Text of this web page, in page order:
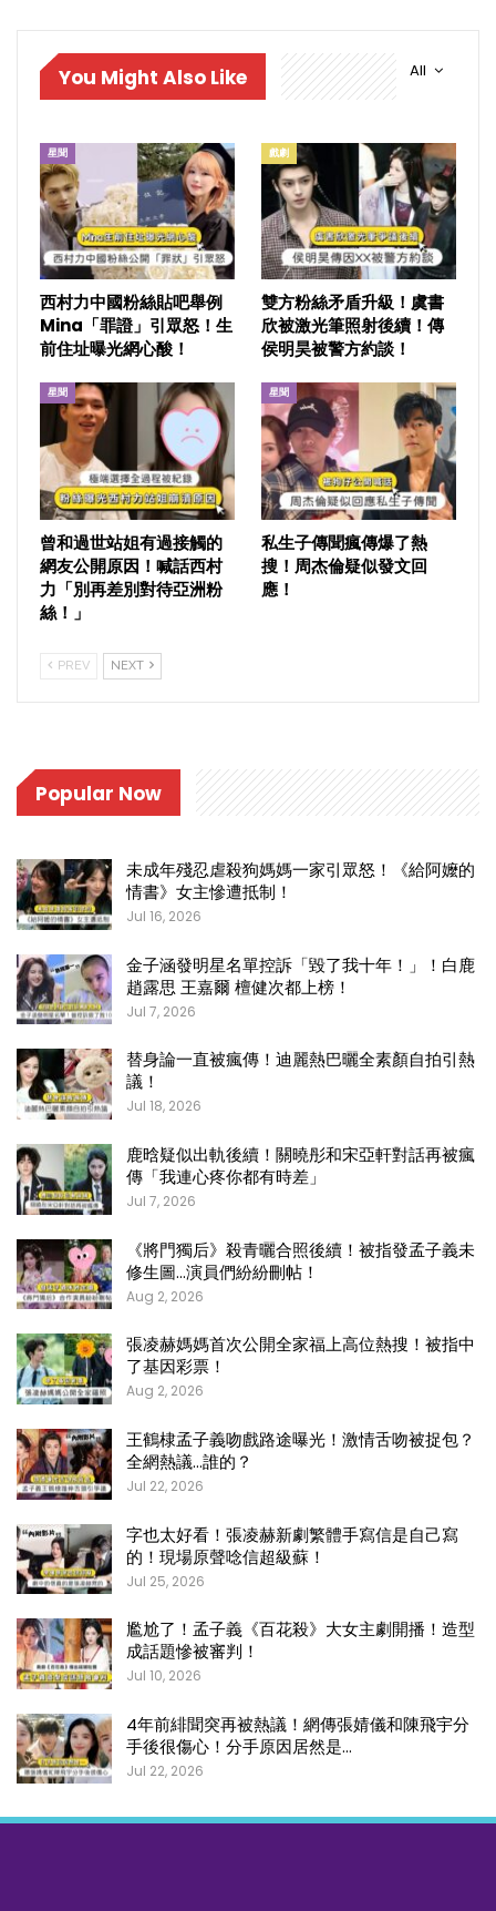
All
You Might Also Like
星聞
西村力中國粉絲貼吧舉例
Mina「罪證」引眾怒！生
前住址曝光網心酸！
戲劇
雙方粉絲矛盾升級！虞書
欣被激光筆照射後續！傳
侯明昊被警方約談！
星聞
曾和過世站姐有過接觸的
網友公開原因！喊話西村
力「別再差別對待亞洲粉
絲！」
星聞
私生子傳聞瘋傳爆了熱
搜！周杰倫疑似發文回
應！
PREV NEXT
Popular Now
未成年殘忍虐殺狗媽媽一家引眾怒！《給阿嬤的
情書》女主慘遭抵制！
Jul 16, 2026
金子涵發明星名單控訴「毀了我十年！」！白鹿
趙露思 王嘉爾 檀健次都上榜！
Jul 7, 2026
替身論一直被瘋傳！迪麗熱巴曬全素顏自拍引熱
議！
Jul 18, 2026
鹿晗疑似出軌後續！關曉彤和宋亞軒對話再被瘋
傳「我連心疼你都有時差」
Jul 7, 2026
《將門獨后》殺青曬合照後續！被指發孟子義未
修生圖…演員們紛紛刪帖！
Aug 2, 2026
張凌赫媽媽首次公開全家福上高位熱搜！被指中
了基因彩票！
Aug 2, 2026
王鶴棣孟子義吻戲路途曝光！激情舌吻被捉包？
全網熱議…誰的？
Jul 22, 2026
字也太好看！張凌赫新劇繁體手寫信是自己寫
的！現場原聲唸信超級蘇！
Jul 25, 2026
尷尬了！孟子義《百花殺》大女主劇開播！造型
成話題慘被審判！
Jul 10, 2026
4年前緋聞突再被熱議！網傳張婧儀和陳飛宇分
手後很傷心！分手原因居然是…
Jul 22, 2026